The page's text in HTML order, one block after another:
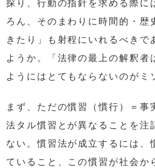
探り、行動の指針を求める際に
ろん、そのまわりに時間的・歴
きたり」も射程にいれるべきで
ようか。「法律の最上の解釈者
ようにはとてもならないのがミ
まず、ただの慣習（慣行）＝事
法タル慣習とが異なることを注
ない。慣習法が成立するには、
ていること、この慣習が社会か